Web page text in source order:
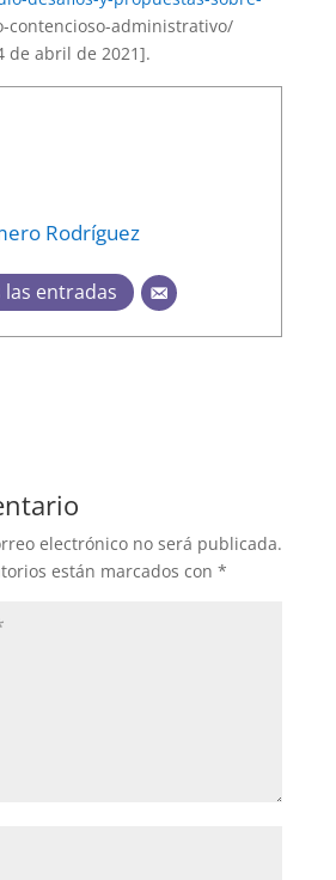
contencioso-administrativo/
de abril de 2021].
Rodríguez
entradas
electrónico no será publicada.
están marcados con *